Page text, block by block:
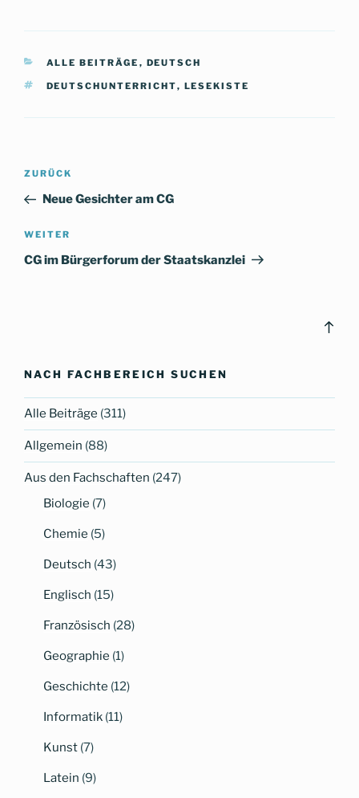
KATEGORIEN
ALLE BEITRÄGE , DEUTSCH
SCHLAGWÖRTER
DEUTSCHUNTERRICHT, LESEKISTE
Beitragsnavigation
Vorheriger
Beitrag
ZURÜCK
Neue Gesichter am CG
Nächster
Beitrag
WEITER
CG im Bürgerforum der Staatskanzlei
NACH FACHBEREICH SUCHEN
Alle Beiträge (311)
Allgemein (88)
Aus den Fachschaften (247)
Biologie (7)
Chemie (5)
Deutsch (43)
Englisch (15)
Französisch (28)
Geographie (1)
Geschichte (12)
Informatik (11)
Kunst (7)
Latein (9)